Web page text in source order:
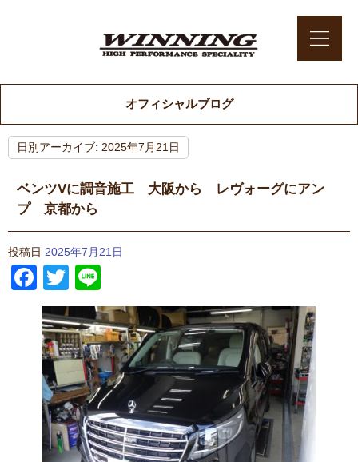
オフィシャルブログ
日別アーカイブ: 2025年7月21日
ベンツVに調音施工 大阪から レヴォーグにアン
プ 京都から
投稿日 2025年7月21日
Facebook
Twitter